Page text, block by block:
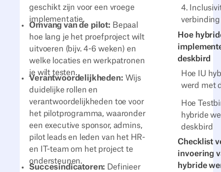
4.
verbinding
Hoe
deskbird
Hoe IU
werd met
Hoe
hybride
deskbird
Checklist
invoering
hybride
geschikt zijn voor een vroege
implementatie.
Omvang van de pilot: Bepaal
hoe lang je het proefproject wilt
uitvoeren (bijv. 4-6 weken) en
welke locaties en werkpatronen
je wilt testen.
Verantwoordelijkheden: Wijs
duidelijke rollen en
verantwoordelijkheden toe voor
het pilotprogramma, waaronder
een executive sponsor, admins,
pilot leads en leden van het HR-
en IT-team om het project te
ondersteunen.
Succesindicatoren: Definieer